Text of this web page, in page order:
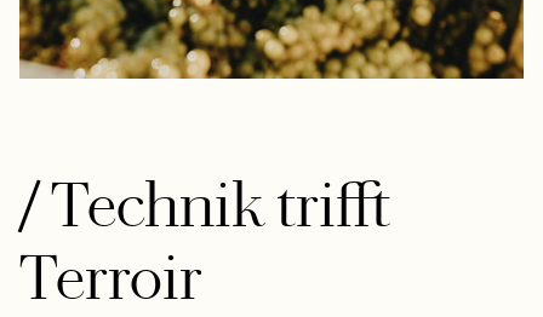
/Technik trifft
Terroir